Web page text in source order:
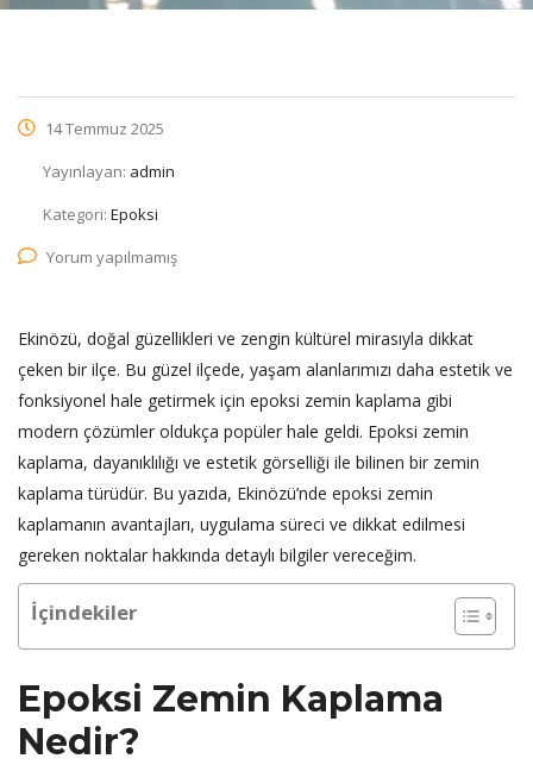
14 Temmuz 2025
Yayınlayan: admin
Kategori: Epoksi
Yorum yapılmamış
Ekinözü, doğal güzellikleri ve zengin kültürel mirasıyla dikkat
çeken bir ilçe. Bu güzel ilçede, yaşam alanlarımızı daha estetik ve
fonksiyonel hale getirmek için epoksi zemin kaplama gibi
modern çözümler oldukça popüler hale geldi. Epoksi zemin
kaplama, dayanıklılığı ve estetik görselliği ile bilinen bir zemin
kaplama türüdür. Bu yazıda, Ekinözü’nde epoksi zemin
kaplamanın avantajları, uygulama süreci ve dikkat edilmesi
gereken noktalar hakkında detaylı bilgiler vereceğim.
İçindekiler
Epoksi Zemin Kaplama
Nedir?